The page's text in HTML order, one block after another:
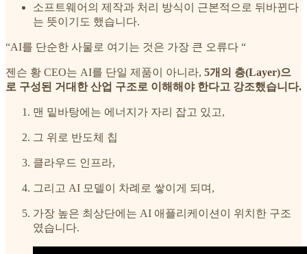
소프트웨어의 제작과 처리 방식이 근본적으로 뒤바뀐다
는 뜻이기도 했습니다.
“AI를 단순한 사물로 여기는 것은 가장 큰 오류다 “
젠슨 황 CEO는 AI를 단일 제품이 아니라, 5개의 층(Layer)으
로 구성된 거대한 산업 구조로 이해해야 한다고 강조했습니다.
맨 밑바탕에는 에너지가 자리 잡고 있고,
그 위로 반도체 칩
클라우드 인프라,
그리고 AI 모델이 차례로 쌓이게 되며,
가장 높은 최상단에는 AI 애플리케이션이 위치한 구조
였습니다.